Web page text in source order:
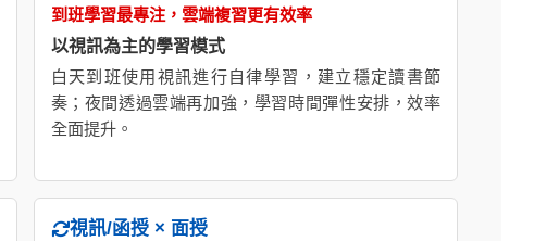
到班學習最專注，雲端複習更有效率
以視訊為主的學習模式
白天到班使用視訊進行自律學習，建立穩定讀書節
奏；夜間透過雲端再加強，學習時間彈性安排，效率
全面提升。
視訊/函授 × 面授